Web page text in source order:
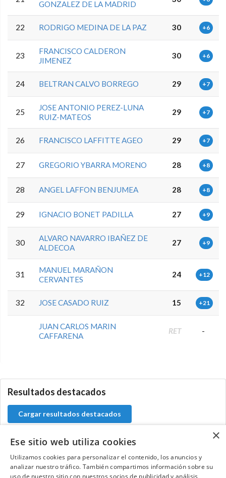
GONZALEZ DE LA MADRID
22 RODRIGO MEDINA DE LA PAZ 30 +6
23
FRANCISCO CALDERON
JIMENEZ
30 +6
24 BELTRAN CALVO BORREGO 29 +7
25
JOSE ANTONIO PEREZ-LUNA
RUIZ-MATEOS
29 +7
26 FRANCISCO LAFFITTE AGEO 29 +7
27 GREGORIO YBARRA MORENO 28 +8
28 ANGEL LAFFON BENJUMEA 28 +8
29 IGNACIO BONET PADILLA 27 +9
30
ALVARO NAVARRO IBAÑEZ DE
ALDECOA
27 +9
31
MANUEL MARAÑON
CERVANTES
24 +12
32 JOSE CASADO RUIZ 15 +21
JUAN CARLOS MARIN
CAFFARENA
RET -
Resultados destacados
Cargar resultados destacados
Contacta con el equipo de NextCaddy
×
Ese sitio web utiliza cookies
Utilizamos cookies para personalizar el contenido, los anuncios y
analizar nuestro tráfico. También compartimos información sobre su
uso de nuestro sitio con nuestros socios de publicidad y análisis,